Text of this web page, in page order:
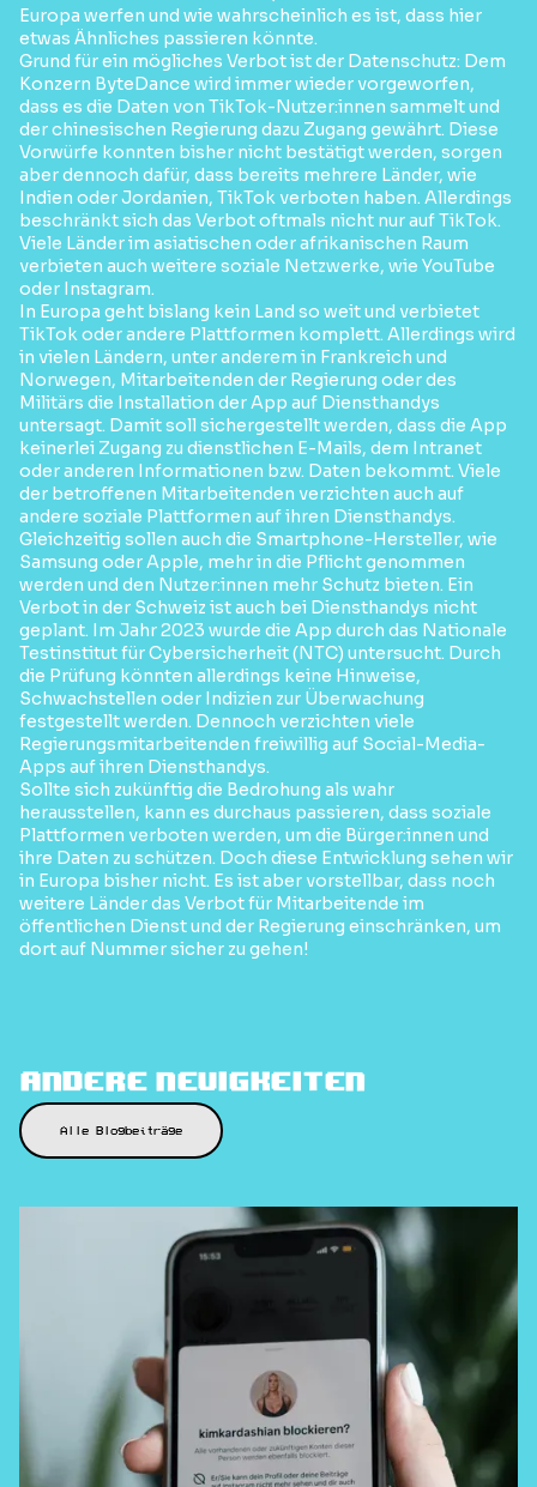
Europa werfen und wie wahrscheinlich es ist, dass hier
etwas Ähnliches passieren könnte.
Grund für ein mögliches Verbot ist der Datenschutz: Dem
Konzern ByteDance wird immer wieder vorgeworfen,
dass es die Daten von TikTok-Nutzer:innen sammelt und
der chinesischen Regierung dazu Zugang gewährt. Diese
Vorwürfe konnten bisher nicht bestätigt werden, sorgen
aber dennoch dafür, dass bereits mehrere Länder, wie
Indien oder Jordanien, TikTok verboten haben. Allerdings
beschränkt sich das Verbot oftmals nicht nur auf TikTok.
Viele Länder im asiatischen oder afrikanischen Raum
verbieten auch weitere soziale Netzwerke, wie YouTube
oder Instagram.
In Europa geht bislang kein Land so weit und verbietet
TikTok oder andere Plattformen komplett. Allerdings wird
in vielen Ländern, unter anderem in Frankreich und
Norwegen, Mitarbeitenden der Regierung oder des
Militärs die Installation der App auf Diensthandys
untersagt. Damit soll sichergestellt werden, dass die App
keinerlei Zugang zu dienstlichen E-Mails, dem Intranet
oder anderen Informationen bzw. Daten bekommt. Viele
der betroffenen Mitarbeitenden verzichten auch auf
andere soziale Plattformen auf ihren Diensthandys.
Gleichzeitig sollen auch die Smartphone-Hersteller, wie
Samsung oder Apple, mehr in die Pflicht genommen
werden und den Nutzer:innen mehr Schutz bieten. Ein
Verbot in der Schweiz ist auch bei Diensthandys nicht
geplant. Im Jahr 2023 wurde die App durch das Nationale
Testinstitut für Cybersicherheit (NTC) untersucht. Durch
die Prüfung könnten allerdings keine Hinweise,
Schwachstellen oder Indizien zur Überwachung
festgestellt werden. Dennoch verzichten viele
Regierungsmitarbeitenden freiwillig auf Social-Media-
Apps auf ihren Diensthandys.
Sollte sich zukünftig die Bedrohung als wahr
herausstellen, kann es durchaus passieren, dass soziale
Plattformen verboten werden, um die Bürger:innen und
ihre Daten zu schützen. Doch diese Entwicklung sehen wir
in Europa bisher nicht. Es ist aber vorstellbar, dass noch
weitere Länder das Verbot für Mitarbeitende im
öffentlichen Dienst und der Regierung einschränken, um
dort auf Nummer sicher zu gehen!
Andere Neuigkeiten
Alle Blogbeiträge